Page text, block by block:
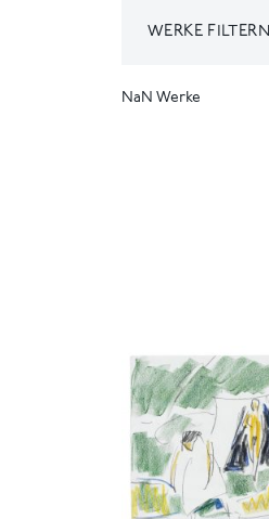
WERKE FILTERN
NaN Werke